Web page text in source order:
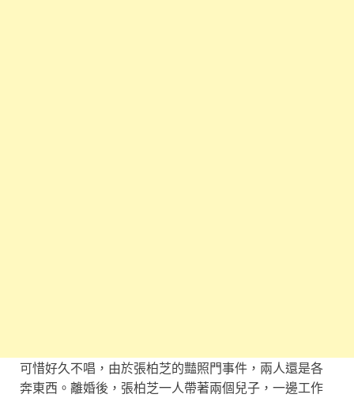
可惜好久不唱，由於張柏芝的豔照門事件，兩人還是各
奔東西。離婚後，張柏芝一人帶著兩個兒子，一邊工作